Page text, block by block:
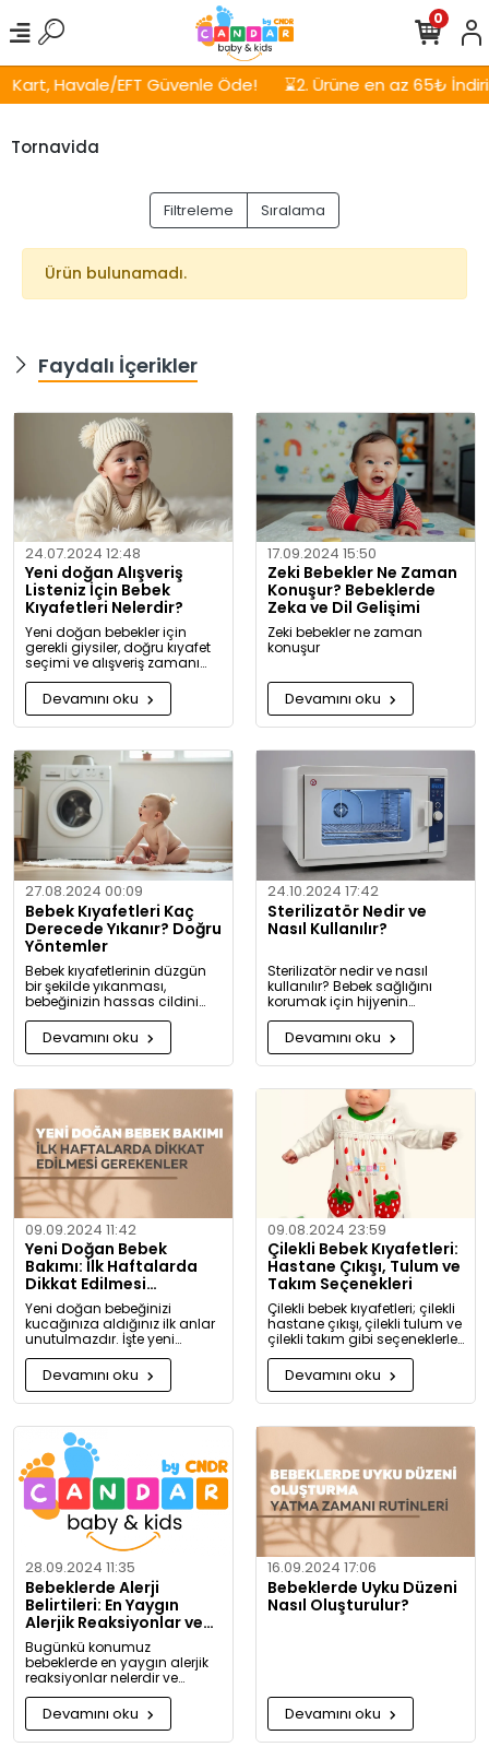
Havale/EFT Güvenle Öde! ⌛2. Ürüne en az 65₺
0
Tornavida
Filtreleme Sıralama
Ürün bulunamadı.
Faydalı İçerikler
24.07.2024 12:48
Yeni doğan Alışveriş
Listeniz İçin Bebek
Kıyafetleri Nelerdir?
Yeni doğan bebekler için
gerekli giysiler, doğru kıyafet
seçimi ve alışveriş zamanı
hakkında kapsamlı bilgiler ve
tavsiyeler.
Devamını oku
17.09.2024 15:50
Zeki Bebekler Ne Zaman
Konuşur? Bebeklerde
Zeka ve Dil Gelişimi
Zeki bebekler ne zaman
konuşur
Devamını oku
27.08.2024 00:09
Bebek Kıyafetleri Kaç
Derecede Yıkanır? Doğru
Yöntemler
Bebek kıyafetlerinin düzgün
bir şekilde yıkanması,
bebeğinizin hassas cildini
korumak için oldukça
önemlidir. Bu rehberde, bebek
giysilerinizi nasıl ve hangi
koşullarda yıkamanız
bilgiler bulacaksınız.
Devamını oku
24.10.2024 17:42
Sterilizatör Nedir ve
Nasıl Kullanılır?
Sterilizatör nedir ve nasıl
kullanılır? Bebek sağlığını
korumak için hijyenin
önemini keşfedin. Buharlı ve
UV sterilizatörlerle mikroplara
karşı tam koruma!
Devamını oku
09.09.2024 11:42
Yeni Doğan Bebek
Bakımı: İlk Haftalarda
Dikkat Edilmesi
Gerekenler
Yeni doğan bebeğinizi
kucağınıza aldığınız ilk anlar
unutulmazdır. İşte yeni
doğan bebek bakımında
dikkat etmeniz gerekenler:
Devamını oku
09.08.2024 23:59
Çilekli Bebek Kıyafetleri:
Hastane Çıkışı, Tulum ve
Takım Seçenekleri
Çilekli bebek kıyafetleri; çilekli
hastane çıkışı, çilekli tulum ve
çilekli takım gibi seçeneklerle
bebeğinize tatlılık katıyor. Kız
ve erkek bebekler için özel
tasarlanmış, organik
pamuktan üretilmiş şık ve
Devamını oku
28.09.2024 11:35
Bebeklerde Alerji
Belirtileri: En Yaygın
Alerjik Reaksiyonlar ve
Önlemleri
Bugünkü konumuz
bebeklerde en yaygın alerjik
reaksiyonlar nelerdir ve
alerjiye karşı nasıl önlem
alınabilir? Artık alerjiye karşı
daha bilgili olacaksınız!
Devamını oku
16.09.2024 17:06
Bebeklerde Uyku Düzeni
Nasıl Oluşturulur?
Devamını oku